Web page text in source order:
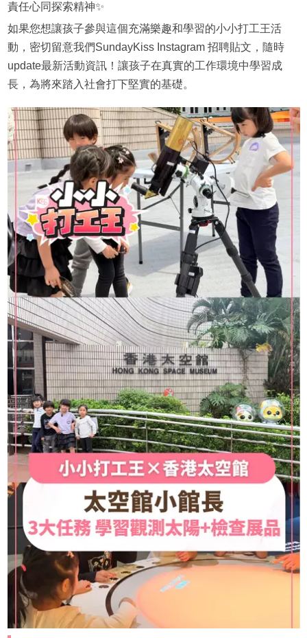
責任心同探索精神✨
如果您想讓孩子參與這個充滿樂趣和學習的小小打工王活
動，密切留意我們SundayKiss Instagram 招聘貼文，隨時
update最新活動資訊！讓孩子在真實的工作環境中學習成
長，為將來踏入社會打下堅實的基礎。